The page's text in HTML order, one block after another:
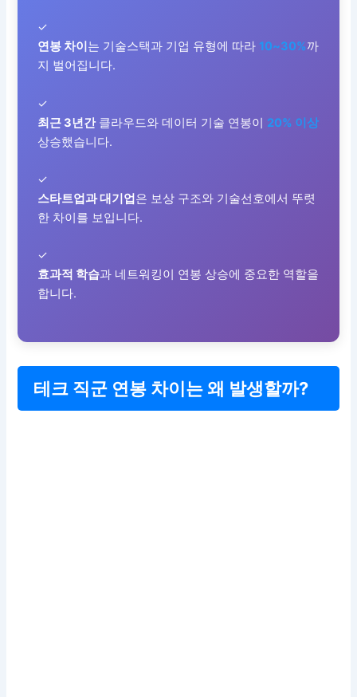
✓
연봉 차이는 기술스택과 기업 유형에 따라 10~30%까
지 벌어집니다.
✓
최근 3년간클라우드와 데이터 기술 연봉이 20% 이상
상승했습니다.
✓
스타트업과 대기업은 보상 구조와 기술선호에서 뚜렷
한 차이를 보입니다.
✓
효과적 학습과 네트워킹이 연봉 상승에 중요한 역할을
합니다.
테크 직군 연봉 차이는 왜 발생할까?